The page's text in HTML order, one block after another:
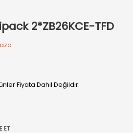
2*ZB26KCE-TFD
Fiyata Dahil Değildir.
ET